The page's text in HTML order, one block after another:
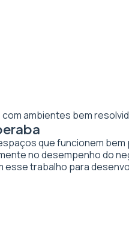
ambientes bem
que funcionem
no desempenho do
trabalho para